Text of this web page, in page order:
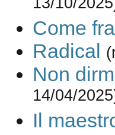
13/10/
Come
Radical
Non
14/04/
Il